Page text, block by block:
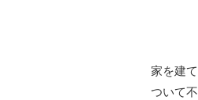
家を建
ついて